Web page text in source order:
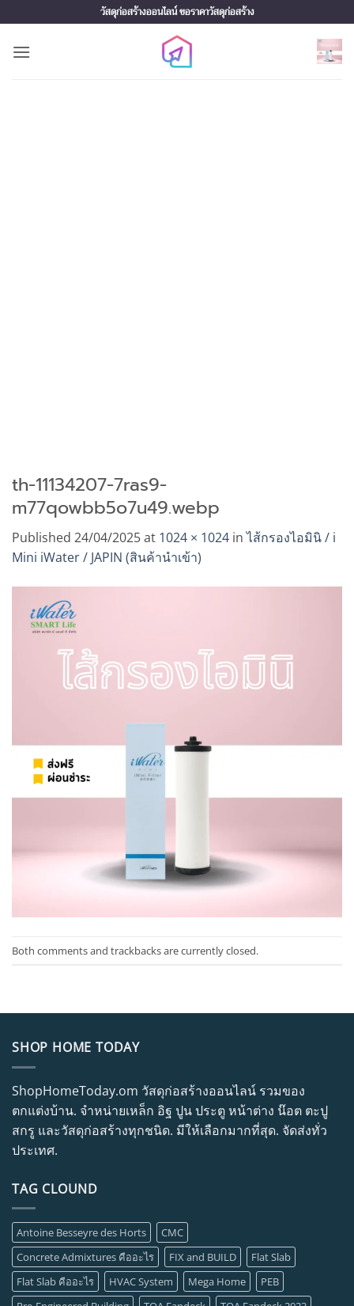
to
content
วัสดุก่อสร้างออนไลน์ ขอราคาวัสดุก่อสร้าง
th-11134207-7ras9-
m77qowbb5o7u49.webp
Published 24/04/2025at 1024 × 1024 inไส้กรองไอมินิ / i
Mini iWater / JAPIN (สินค้านำเข้า)
Both comments and trackbacks are currently closed.
SHOP HOME TODAY
ShopHomeToday.om วัสดุก่อสร้างออนไลน์ รวมของ
ตกแต่งบ้าน. จำหน่ายเหล็ก อิฐ ปูน ประตู หน้าต่าง น๊อต ตะปู
สกรู และวัสดุก่อสร้างทุกชนิด. มีให้เลือกมากที่สุด. จัดส่งทั่ว
ประเทศ.
TAG CLOUND
Antoine Besseyre des Horts
CMC
Concrete Admixtures คืออะไร
FIX and BUILD
Flat Slab
Flat Slab คืออะไร
HVAC System Mega Home
PEB